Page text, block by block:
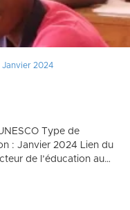
Janvier 2024
Type de
: Janvier 2024 Lien du
de l’éducation au…